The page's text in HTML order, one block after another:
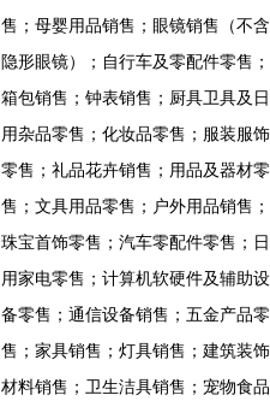
售；母婴用品销售；眼镜销售（不含
隐形眼镜）；自行车及零配件零售；
箱包销售；钟表销售；厨具卫具及日
用杂品零售；化妆品零售；服装服饰
零售；礼品花卉销售；用品及器材零
售；文具用品零售；户外用品销售；
珠宝首饰零售；汽车零配件零售；日
用家电零售；计算机软硬件及辅助设
备零售；通信设备销售；五金产品零
售；家具销售；灯具销售；建筑装饰
材料销售；卫生洁具销售；宠物食品